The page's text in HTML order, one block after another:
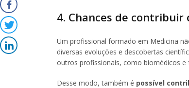
4. Chances de contribuir
Um profissional formado em Medicina
diversas evoluções e descobertas
outros profissionais, como biomédicos e
Desse modo, também é possível